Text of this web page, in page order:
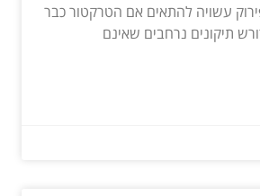
עשויה להתאים אם הטרקטור כבר
תיקונים נרחבים שאינם